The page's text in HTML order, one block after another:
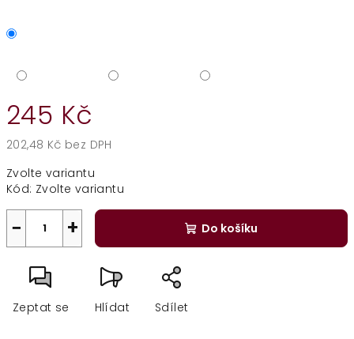
245 Kč
202,48 Kč bez DPH
cena:
Zvolte variantu
Kód: Zvolte variantu
+
− Do košíku
Zeptat se Hlídat Sdílet